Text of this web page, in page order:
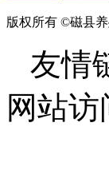
版权所有 ©磁县
友情
网站访